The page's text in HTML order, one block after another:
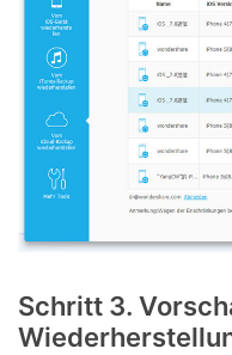
Schritt 3.